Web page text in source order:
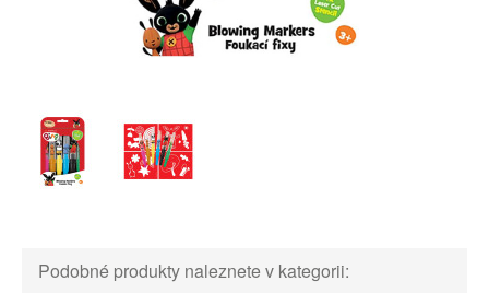
Podobné produkty naleznete v kategorii: